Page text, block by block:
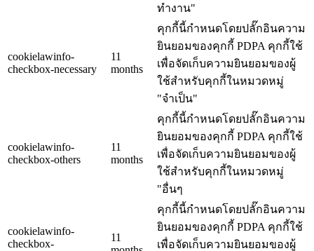
ทำงาน"
cookielawinfo-
checkbox-necessary
11
months
คุกกี้นี้กำหนดโดยปลั๊กอินความ
ยินยอมของคุกกี้ PDPA คุกกี้ใช้
เพื่อจัดเก็บความยินยอมของผู้
ใช้สำหรับคุกกี้ในหมวดหมู่
"จำเป็น"
cookielawinfo-
checkbox-others
11
months
คุกกี้นี้กำหนดโดยปลั๊กอินความ
ยินยอมของคุกกี้ PDPA คุกกี้ใช้
เพื่อจัดเก็บความยินยอมของผู้
ใช้สำหรับคุกกี้ในหมวดหมู่
"อื่นๆ
cookielawinfo-
checkbox-
11
คุกกี้นี้กำหนดโดยปลั๊กอินความ
ยินยอมของคุกกี้ PDPA คุกกี้ใช้
เพื่อจัดเก็บความยินยอมของผู้